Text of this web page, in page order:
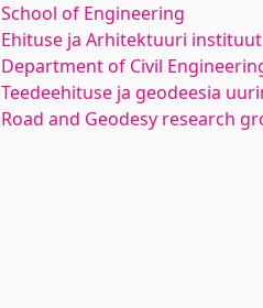
School of Engineering
Ehituse ja Arhitektuuri instituut
Department of Civil
Teedeehituse ja geodeesia
Road and Geodesy research